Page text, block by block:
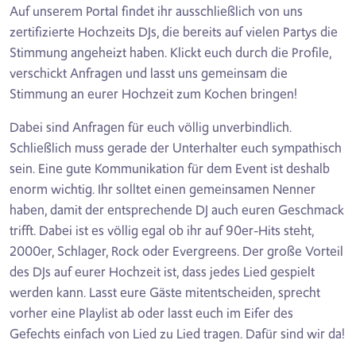
Auf unserem Portal findet ihr ausschließlich von uns
zertifizierte Hochzeits DJs, die bereits auf vielen Partys die
Stimmung angeheizt haben. Klickt euch durch die Profile,
verschickt Anfragen und lasst uns gemeinsam die
Stimmung an eurer Hochzeit zum Kochen bringen!
Dabei sind Anfragen für euch völlig unverbindlich.
Schließlich muss gerade der Unterhalter euch sympathisch
sein. Eine gute Kommunikation für dem Event ist deshalb
enorm wichtig. Ihr solltet einen gemeinsamen Nenner
haben, damit der entsprechende DJ auch euren Geschmack
trifft. Dabei ist es völlig egal ob ihr auf 90er-Hits steht,
2000er, Schlager, Rock oder Evergreens. Der große Vorteil
des DJs auf eurer Hochzeit ist, dass jedes Lied gespielt
werden kann. Lasst eure Gäste mitentscheiden, sprecht
vorher eine Playlist ab oder lasst euch im Eifer des
Gefechts einfach von Lied zu Lied tragen. Dafür sind wir da!